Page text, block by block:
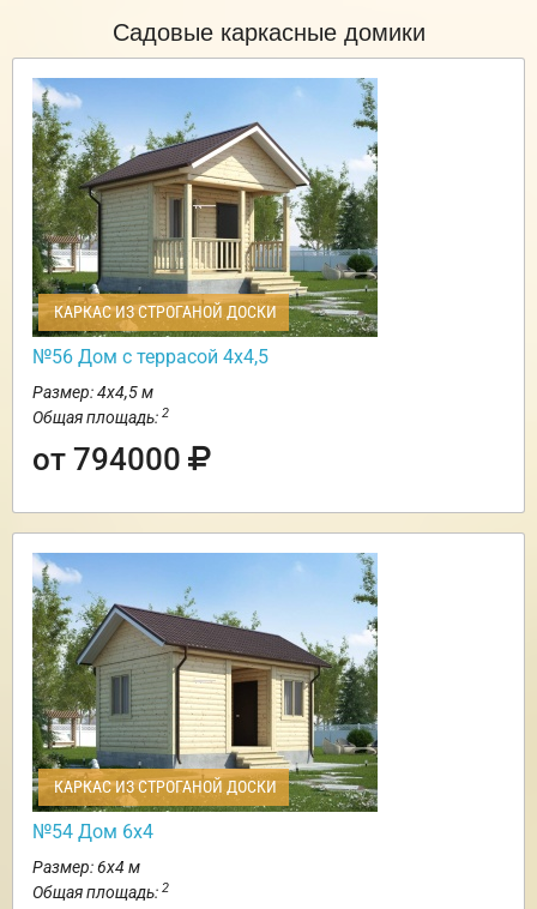
Садовые каркасные домики
КАРКАС ИЗ СТРОГАНОЙ ДОСКИ
№56 Дом с террасой 4х4,5
Размер: 4х4,5 м
Общая площадь: 2
от 794000
КАРКАС ИЗ СТРОГАНОЙ ДОСКИ
№54 Дом 6х4
Размер: 6х4 м
Общая площадь: 2